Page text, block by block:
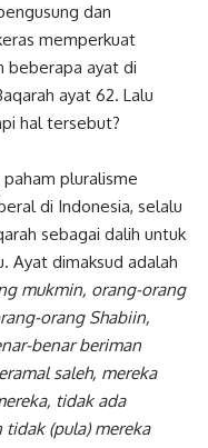
dan
memperkuat
beberapa ayat di
ayat 62. Lalu
hal tersebut?
pluralisme
di Indonesia, selalu
sebagai dalih untuk
Ayat dimaksud adalah
mukmin, orang-orang
orang Shabiin,
benar beriman
saleh, mereka
tidak ada
(pula) mereka